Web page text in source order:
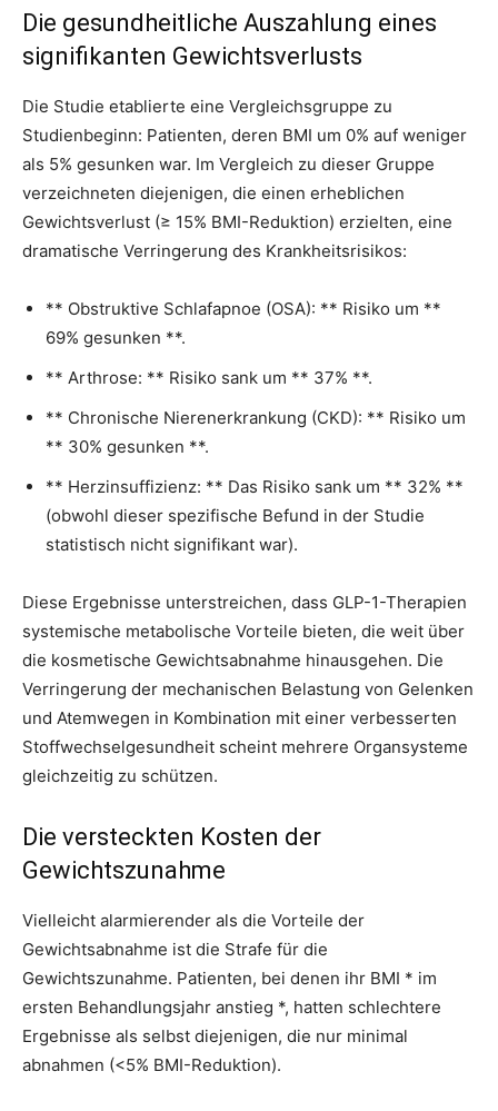
Die gesundheitliche Auszahlung eines
signifikanten Gewichtsverlusts
Die Studie etablierte eine Vergleichsgruppe zu
Studienbeginn: Patienten, deren BMI um 0% auf weniger
als 5% gesunken war. Im Vergleich zu dieser Gruppe
verzeichneten diejenigen, die einen erheblichen
Gewichtsverlust (≥ 15% BMI-Reduktion) erzielten, eine
dramatische Verringerung des Krankheitsrisikos:
** Obstruktive Schlafapnoe (OSA): ** Risiko um **
69% gesunken **.
** Arthrose: ** Risiko sank um ** 37% **.
** Chronische Nierenerkrankung (CKD): ** Risiko um
** 30% gesunken **.
** Herzinsuffizienz: ** Das Risiko sank um ** 32% **
(obwohl dieser spezifische Befund in der Studie
statistisch nicht signifikant war).
Diese Ergebnisse unterstreichen, dass GLP-1-Therapien
systemische metabolische Vorteile bieten, die weit über
die kosmetische Gewichtsabnahme hinausgehen. Die
Verringerung der mechanischen Belastung von Gelenken
und Atemwegen in Kombination mit einer verbesserten
Stoffwechselgesundheit scheint mehrere Organsysteme
gleichzeitig zu schützen.
Die versteckten Kosten der
Gewichtszunahme
Vielleicht alarmierender als die Vorteile der
Gewichtsabnahme ist die Strafe für die
Gewichtszunahme. Patienten, bei denen ihr BMI * im
ersten Behandlungsjahr anstieg *, hatten schlechtere
Ergebnisse als selbst diejenigen, die nur minimal
abnahmen (<5% BMI-Reduktion).